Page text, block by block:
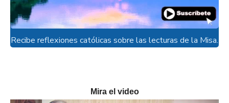
Recibe reflexiones católicas sobre las lecturas de la Misa.
Mira el video